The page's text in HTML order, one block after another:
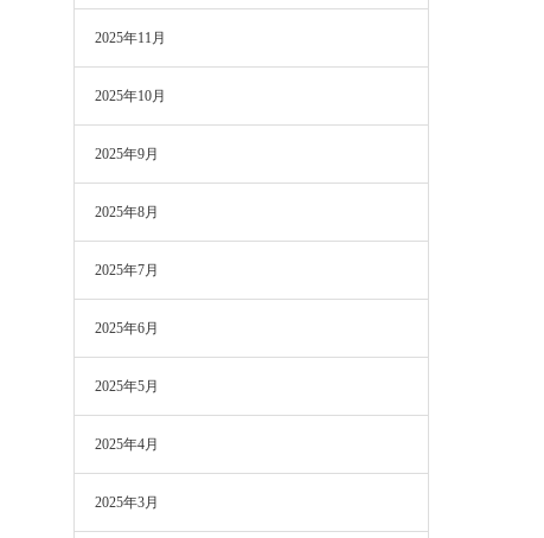
2025年11月
2025年10月
2025年9月
2025年8月
2025年7月
2025年6月
2025年5月
2025年4月
2025年3月